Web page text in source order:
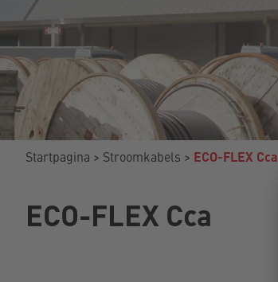
Startpagina Stroomkabels ECO-FLEX Cca
ECO-FLEX Cca